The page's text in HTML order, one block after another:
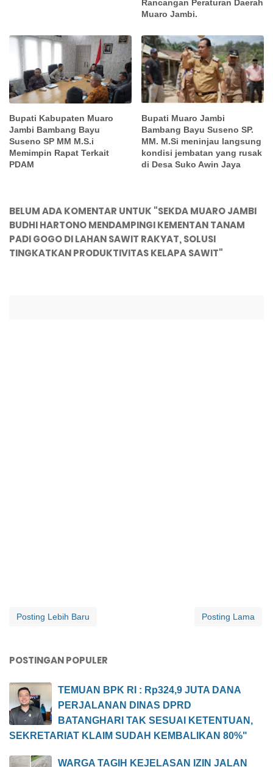
Rancangan Peraturan Daerah
Muaro Jambi.
Bupati Kabupaten Muaro
Jambi Bambang Bayu
Suseno SP MM M.S.i
Memimpin Rapat Terkait
PDAM
Bupati Muaro Jambi
Bambang Bayu Suseno SP.
MM. M.Si meninjau langsung
kondisi jembatan yang rusak
di Desa Suko Awin Jaya
BELUM ADA KOMENTAR UNTUK "SEKDA MUARO JAMBI
BUDHI HARTONO MENDAMPINGI KEMENTAN TANAM
PADI GOGO DI LAHAN SAWIT RAKYAT, SOLUSI
TINGKATKAN PRODUKTIVITAS KELAPA SAWIT"
Posting Lebih Baru Posting Lama
POSTINGAN POPULER
TEMUAN BPK RI : Rp324,9 JUTA DANA
PERJALANAN DINAS DPRD
BATANGHARI TAK SESUAI KETENTUAN,
SEKRETARIAT KLAIM SUDAH KEMBALIKAN 80%"
WARGA TAGIH KEJELASAN IZIN JALAN